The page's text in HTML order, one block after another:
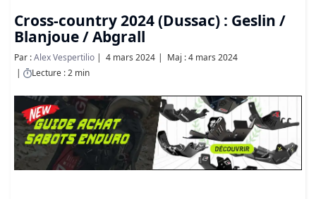
Cross-country 2024 (Dussac) : Geslin /
Blanjoue / Abgrall
Par :Alex Vespertilio 4 mars 2024
Maj : 4 mars 2024
Lecture : 2 min